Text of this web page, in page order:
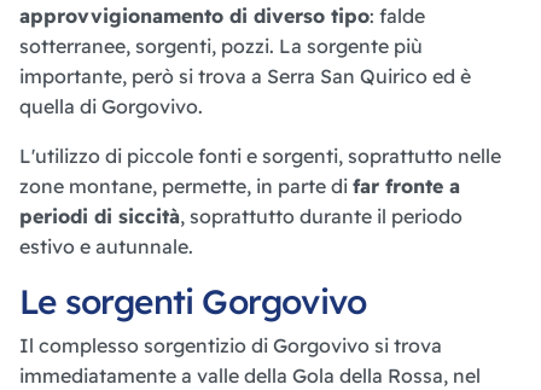
approvvigionamento di diverso tipo: falde
sotterranee, sorgenti, pozzi. La sorgente più
importante, però si trova a Serra San Quirico ed è
quella di Gorgovivo.
L'utilizzo di piccole fonti e sorgenti, soprattutto nelle
zone montane, permette, in parte di far fronte a
periodi di siccità, soprattutto durante il periodo
estivo e autunnale.
Le sorgenti Gorgovivo
Il complesso sorgentizio di Gorgovivo si trova
immediatamente a valle della Gola della Rossa, nel